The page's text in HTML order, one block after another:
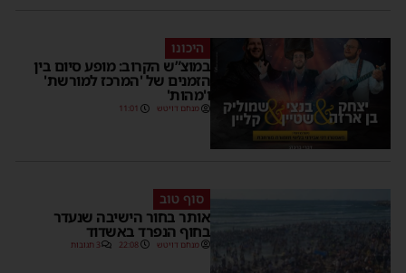
היכונו
במוצ”ש הקרוב: מופע סיום בין
הזמנים של 'המרכז למורשת'
ו'מהות'
מנחם דויטש 11:01
סוף טוב
אותר בחור הישיבה שנעדר
בחוף הנפרד באשדוד
מנחם דויטש 22:08 3 תגובות